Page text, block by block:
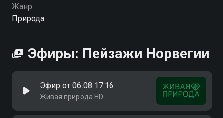
Жанр
Природа
Эфиры: Пейзажи Норвегии
Эфир от 06.08 17:16
Живая природа HD